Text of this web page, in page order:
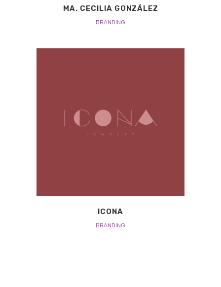
MA. CECILIA GONZÁLEZ
BRANDING
ICONA
BRANDING